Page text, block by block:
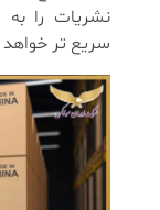
نشریات را
سریع تر خواهد